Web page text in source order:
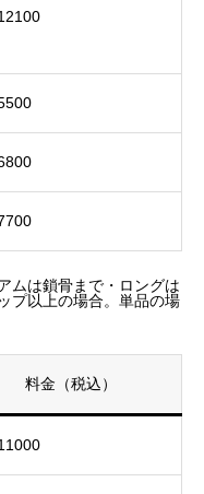
ムは鎖骨まで・ロングは
プ以上の場合。単品の場
料金（税込）